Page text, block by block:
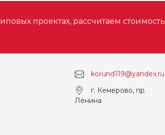
проектах, рассчитаем стоимость
korund119@yandex.ru
г. Кемерово, пр.
Ленина